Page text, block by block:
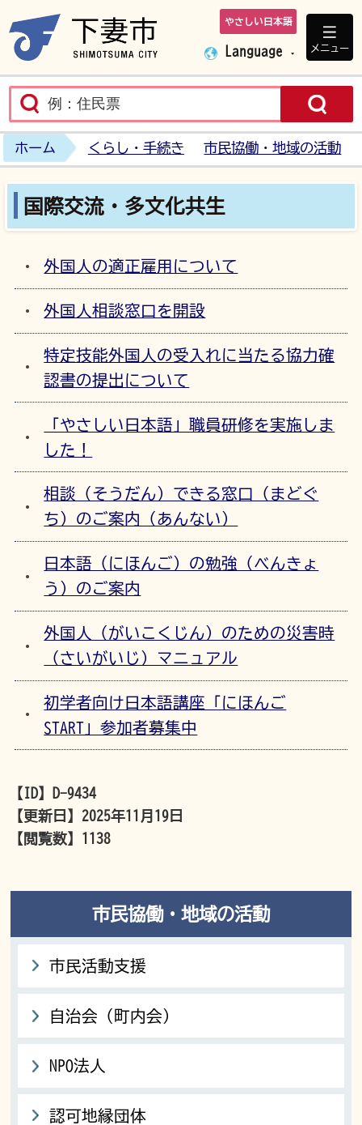
下妻市ホームペ
やさしい日本語
Language メニュー
ホーム くらし・手続き 市民協働・地域の活動
国際交流・多文化共生
外国人の適正雇用について
外国人相談窓口を開設
特定技能外国人の受入れに当たる協力確
認書の提出について
「やさしい日本語」職員研修を実施しま
した！
相談（そうだん）できる窓口（まどぐ
ち）のご案内（あんない）
日本語（にほんご）の勉強（べんきょ
う）のご案内
外国人（がいこくじん）のための災害時
（さいがいじ）マニュアル
初学者向け日本語講座「にほんご
START」参加者募集中
【ID】
D-9434
【更新日】 2025年11月19日
【閲覧数】 1138
市民協働・地域の活動
市民活動支援
自治会（町内会）
NPO法人
認可地縁団体